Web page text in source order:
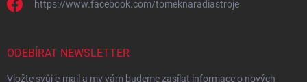
https://www.facebook.com/tomeknaradiastroje
ODEBÍRAT NEWSLETTER
Vložte svůj e-mail a my vám budeme zasílat informace o nových